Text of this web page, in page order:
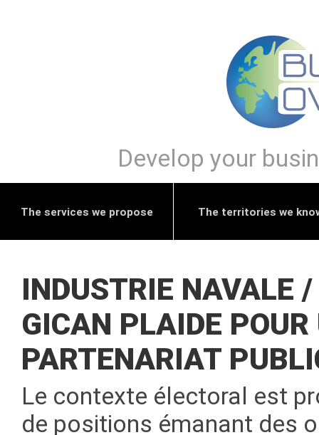
Develop your
The services we propose The territories we
INDUSTRIE NAVALE
GICAN PLAIDE
PARTENARIAT
Le contexte électoral est
de positions émanant des